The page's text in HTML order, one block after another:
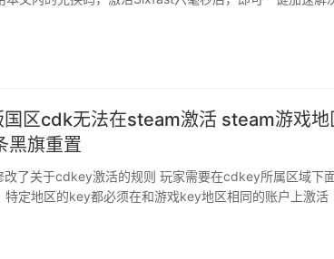
国区cdk无法在steam激活 steam游戏地
黑旗重置
的规则 玩家需要在cdkey所属区域下面登录
定地区的key都必须在和游戏key地区相同的账户上激活 目前